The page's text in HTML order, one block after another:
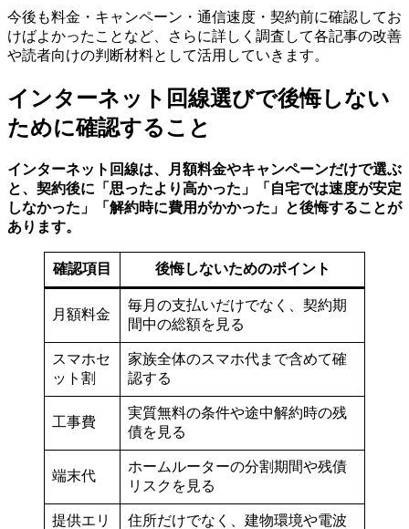
今後も料金・キャンペーン・通信速度・契約前に確認してお
けばよかったことなど、さらに詳しく調査して各記事の改善
や読者向けの判断材料として活用していきます。
インターネット回線選びで後悔しない
ために確認すること
インターネット回線は、月額料金やキャンペーンだけで選ぶ
と、契約後に「思ったより高かった」「自宅では速度が安定
しなかった」「解約時に費用がかかった」と後悔することが
あります。
確認項目 後悔しないためのポイント
月額料金
毎月の支払いだけでなく、契約期
間中の総額を見る
スマホセ
ット割
家族全体のスマホ代まで含めて確
認する
工事費
実質無料の条件や途中解約時の残
債を見る
端末代
ホームルーターの分割期間や残債
リスクを見る
提供エリ
住所だけでなく、建物環境や電波